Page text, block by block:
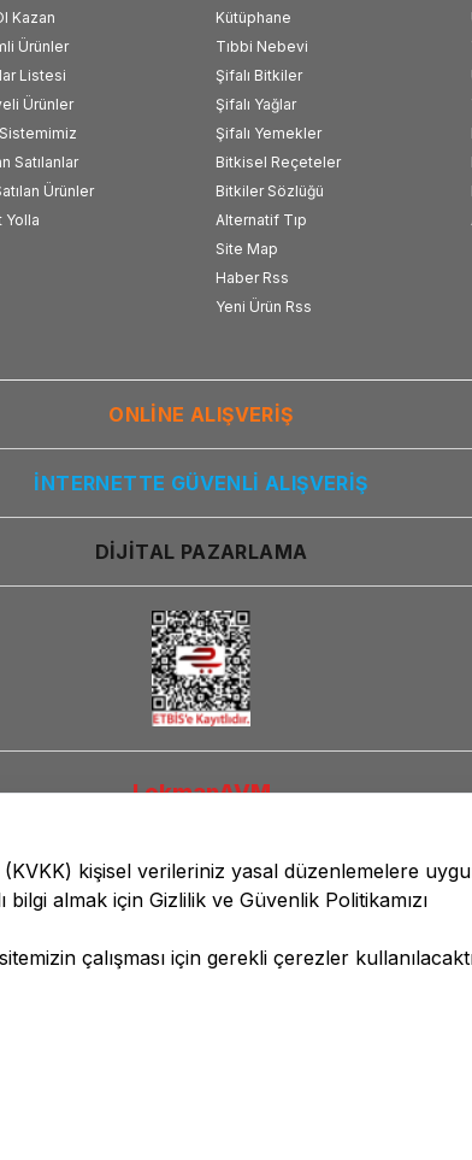
Kazan
Ürünler
Listesi
Ürünler
Satılanlar
Ürünler
Yolla
Kütüphane
Tıbbi Nebevi
Şifalı Bitkiler
Şifalı Yağlar
Şifalı Yemekler
Bitkisel Reçeteler
Bitkiler Sözlüğü
Alternatif Tıp
Site Map
Haber Rss
Yeni Ürün Rss
ONLİNE ALIŞVERİŞ
İNTERNETTE GÜVENLİ ALIŞVERİŞ
DİJİTAL PAZARLAMA
LokmanAVM
(KVKK) kişisel verileriniz yasal düzenlemelere
bilgi almak için Gizlilik ve Güvenlik Politikamızı
çalışması için gerekli çerezler